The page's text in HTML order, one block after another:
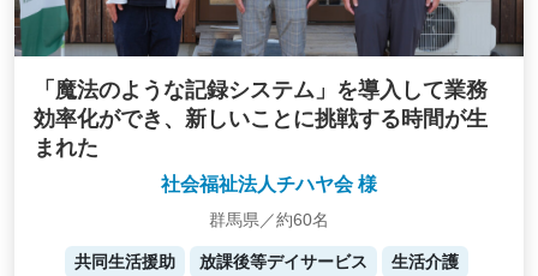
「魔法のような記録システム」を導入して業務
効率化ができ、新しいことに挑戦する時間が生
まれた
社会福祉法人チハヤ会 様
群馬県／約60名
共同生活援助 放課後等デイサービス
生活介護